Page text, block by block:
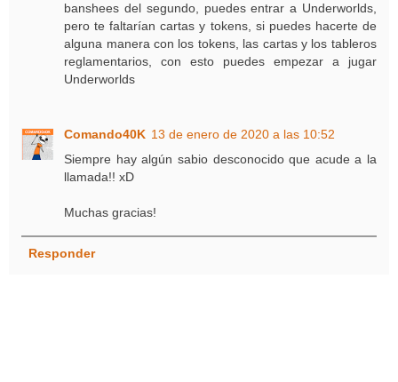
banshees del segundo, puedes entrar a Underworlds,
pero te faltarían cartas y tokens, si puedes hacerte de
alguna manera con los tokens, las cartas y los tableros
reglamentarios, con esto puedes empezar a jugar
Underworlds
Comando40K 13 de enero de 2020 a las 10:52
Siempre hay algún sabio desconocido que acude a la
llamada!! xD
Muchas gracias!
Responder